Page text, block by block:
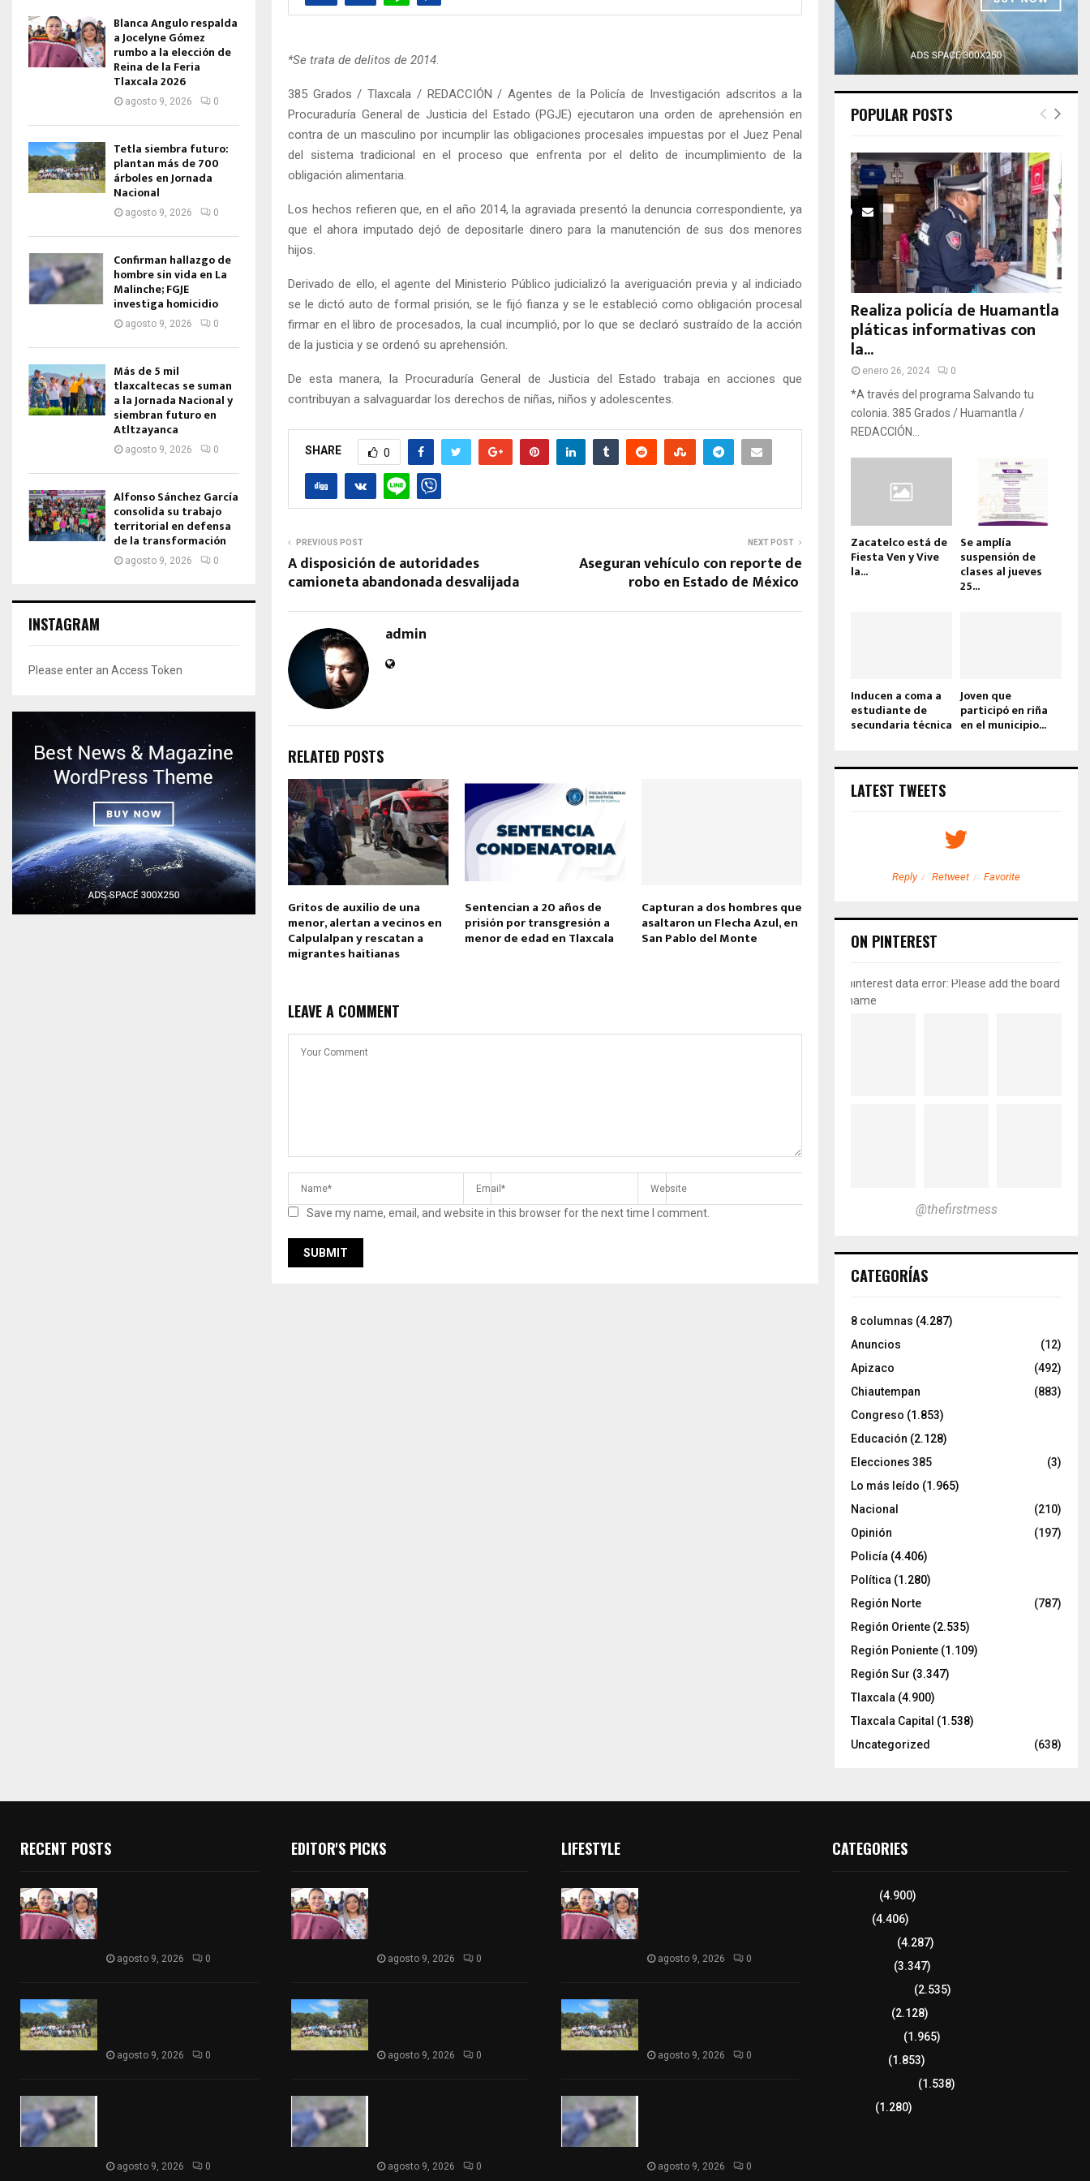
*Se trata de delitos de 2014
385 Grados / Tlaxcala / REDACCIÓN / Agentes de la Policía de Investigación adscritos a la
Procuraduría General de Justicia del Estado (PGJE) ejecutaron una orden de aprehensión en
contra de un masculino por incumplir las obligaciones procesales impuestas por el Juez Penal
del sistema tradicional en el proceso que enfrenta por el delito de incumplimiento de la
obligación alimentaria.
Los hechos refieren que, en el año 2014, la agraviada presentó la denuncia correspondiente, ya
que el ahora imputado dejó de depositarle dinero para la manutención de sus dos menores
hijos.
Derivado de ello, el agente del Ministerio Público judicializó la averiguación previa y al indiciado
se le dictó auto de formal prisión, se le fijó fianza y se le estableció como obligación procesal
firmar en el libro de procesados, la cual incumplió, por lo que se declaró sustraído de la acción
de la justicia y se ordenó su aprehensión.
De esta manera, la Procuraduría General de Justicia del Estado trabaja en acciones que
contribuyan a salvaguardar los derechos de niñas, niños y adolescentes.
SHARE 0
PREVIOUS POST
A disposición de autoridades
camioneta abandonada desvalijada
NEXT POST
Aseguran vehículo con reporte de
robo en Estado de México
admin
RELATED POSTS
Gritos de auxilio de una
menor, alertan a vecinos en
Calpulalpan y rescatan a
migrantes haitianas
Sentencian a 20 años de
prisión por transgresión a
menor de edad en Tlaxcala
Capturan a dos hombres que
asaltaron un Flecha Azul, en
San Pablo del Monte
LEAVE A COMMENT
Save my name, email, and website in this browser for the next time I comment.
Blanca Angulo respalda
a Jocelyne Gómez
rumbo a la elección de
Reina de la Feria
Tlaxcala 2026
agosto 9, 2026 0
Tetla siembra futuro:
plantan más de 700
árboles en Jornada
Nacional
agosto 9, 2026 0
Confirman hallazgo de
hombre sin vida en La
Malinche; FGJE
investiga homicidio
agosto 9, 2026 0
Más de 5 mil
tlaxcaltecas se suman
a la Jornada Nacional y
siembran futuro en
Atltzayanca
agosto 9, 2026 0
Alfonso Sánchez García
consolida su trabajo
territorial en defensa
de la transformación
agosto 9, 2026 0
INSTAGRAM
Please enter an Access Token
POPULAR POSTS
Realiza policía de Huamantla
pláticas informativas con
la...
enero 26, 2024 0
*A través del programa Salvando tu
colonia. 385 Grados / Huamantla /
REDACCIÓN...
Zacatelco está de
Fiesta Ven y Vive
la...
Se amplía
suspensión de
clases al jueves
25...
Inducen a coma a
estudiante de
secundaria técnica
Joven que
participó en riña
en el municipio...
LATEST TWEETS
Reply Retweet Favorite
ON PINTEREST
pinterest data error: Please add the board
name
@thefirstmess
CATEGORÍAS
8 columnas (4.287)
Anuncios
(12)
Apizaco
(492)
Chiautempan
(883)
Congreso (1.853)
Educación (2.128)
Elecciones 385
(3)
Lo más leído (1.965)
Nacional
(210)
Opinión
(197)
Policía (4.406)
Política (1.280)
Región Norte
(787)
Región Oriente (2.535)
Región Poniente (1.109)
Región Sur (3.347)
Tlaxcala (4.900)
Tlaxcala Capital (1.538)
Uncategorized
(638)
RECENT POSTS
agosto 9, 2026 0
agosto 9, 2026 0
agosto 9, 2026 0
EDITOR'S PICKS
agosto 9, 2026 0
agosto 9, 2026 0
agosto 9, 2026 0
LIFESTYLE
agosto 9, 2026 0
agosto 9, 2026 0
agosto 9, 2026 0
CATEGORIES
(4.900)
(4.406)
(4.287)
(3.347)
(2.535)
(2.128)
(1.965)
(1.853)
(1.538)
(1.280)